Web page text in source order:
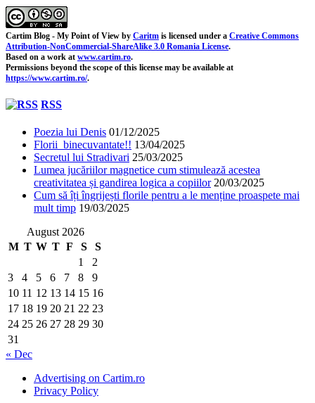
Cartim Blog - My Point of View by Caritm is licensed under a Creative Commons
Attribution-NonCommercial-ShareAlike 3.0 Romania License.
Based on a work at www.cartim.ro.
Permissions beyond the scope of this license may be available at
https://www.cartim.ro/.
RSS
Poezia lui Denis 01/12/2025
Florii binecuvantate!! 13/04/2025
Secretul lui Stradivari 25/03/2025
Lumea jucăriilor magnetice cum stimulează acestea
creativitatea și gandirea logica a copiilor 20/03/2025
Cum să îți îngrijești florile pentru a le menține proaspete mai
mult timp 19/03/2025
August 2026
M T W T F S
S
1
2
3
4 5 6 7 8
9
10 11 12 13 14 15 16
17 18 19 20 21 22 23
24 25 26 27 28 29 30
31
« Dec
Advertising on Cartim.ro
Privacy Policy